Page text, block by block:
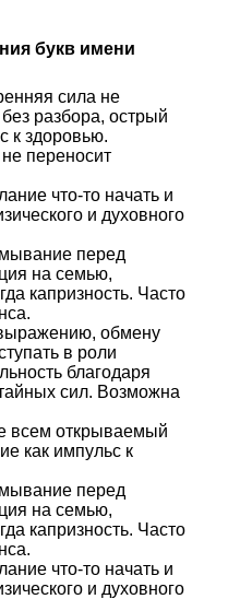
букв имени
сила не
разбора, острый
к здоровью.
переносит
что-то начать и
и духовного
перед
на семью,
капризность. Часто
обмену
в роли
благодаря
сил. Возможна
всем открываемый
как импульс к
перед
на семью,
капризность. Часто
что-то начать и
и духовного